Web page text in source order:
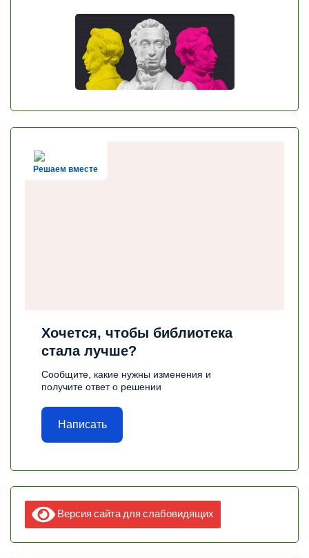
Решаем вместе
Хочется, чтобы библиотека
стала лучше?
Сообщите, какие нужны изменения и
получите ответ о решении
Написать
Версия сайта для слабовидящих